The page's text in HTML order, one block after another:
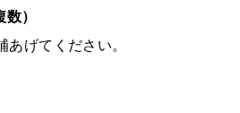
）
げてください。